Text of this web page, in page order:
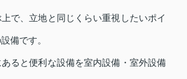
で、立地と同じくらい重視したいポイ
備です。
ると便利な設備を室内設備・室外設備